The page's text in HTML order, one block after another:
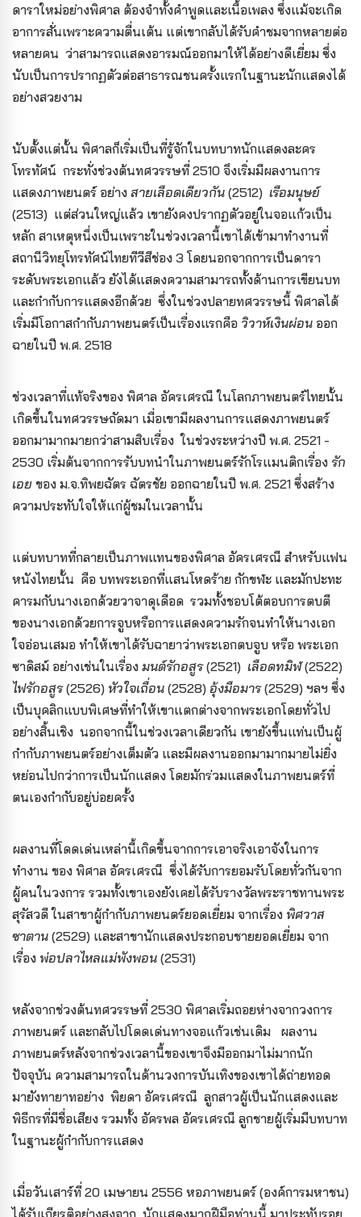
ดาราใหม่อย่างพิศาล ต้องจำทั้งคำพูดและเนื้อเพลง ซึ่งแม้จะเกิด
อาการสั่นเพราะความตื่นเต้น แต่เขากลับได้รับคำชมจากหลายต่อ
หลายคน ว่าสามารถแสดงอารมณ์ออกมาให้ได้อย่างดีเยี่ยม ซึ่ง
นับเป็นการปรากฏตัวต่อสาธารณชนครั้งแรกในฐานะนักแสดงได้
อย่างสวยงาม
นับตั้งแต่นั้น พิศาลก็เริ่มเป็นที่รู้จักในบทบาทนักแสดงละคร
โทรทัศน์ กระทั่งช่วงต้นทศวรรษที่ 2510 จึงเริ่มมีผลงานการ
แสดงภาพยนตร์ อย่าง สายเลือดเดียวกัน (2512) เรือมนุษย์
(2513) แต่ส่วนใหญ่แล้ว เขายังคงปรากฏตัวอยู่ในจอแก้วเป็น
หลัก สาเหตุหนึ่งเป็นเพราะในช่วงเวลานี้เขาได้เข้ามาทำงานที่
สถานีวิทยุโทรทัศน์ไทยทีวีสีช่อง 3 โดยนอกจากการเป็นดารา
ระดับพระเอกแล้ว ยังได้แสดงความสามารถทั้งด้านการเขียนบท
และกำกับการแสดงอีกด้วย ซึ่งในช่วงปลายทศวรรษนี้ พิศาลได้
เริ่มมีโอกาสกำกับภาพยนตร์เป็นเรื่องแรกคือ วิวาห์เงินผ่อน ออก
ฉายในปี พ.ศ. 2518
ช่วงเวลาที่แท้จริงของ พิศาล อัครเศรณี ในโลกภาพยนตร์ไทยนั้น
เกิดขึ้นในทศวรรษถัดมา เมื่อเขามีผลงานการแสดงภาพยนตร์
ออกมามากมายกว่าสามสิบเรื่อง ในช่วงระหว่างปี พ.ศ. 2521 -
2530 เริ่มต้นจากการรับบทนำในภาพยนตร์รักโรแมนติกเรื่อง รัก
เอย ของ ม.จ.ทิพยฉัตร ฉัตรชัย ออกฉายในปี พ.ศ. 2521 ซึ่งสร้าง
ความประทับใจให้แก่ผู้ชมในเวลานั้น
แต่บทบาทที่กลายเป็นภาพแทนของพิศาล อัครเศรณี สำหรับแฟน
หนังไทยนั้น คือ บทพระเอกที่แสนโหดร้าย กักขฬะ และมักปะทะ
คารมกับนางเอกด้วยวาจาดุเดือด รวมทั้งชอบโต้ตอบการตบตี
ของนางเอกด้วยการจูบหรือการแสดงความรักจนทำให้นางเอก
ใจอ่อนเสมอ ทำให้เขาได้รับฉายาว่าพระเอกตบจูบ หรือ พระเอก
ซาดิสม์ อย่างเช่นในเรื่อง มนต์รักอสูร(2521) เลือดทมิฬ(2522)
ไฟรักอสูร(2526) หัวใจเถื่อน (2528) อุ้งมือมาร(2529) ฯลฯ ซึ่ง
เป็นบุคลิกแบบพิเศษที่ทำให้เขาแตกต่างจากพระเอกโดยทั่วไป
อย่างสิ้นเชิง นอกจากนี้ในช่วงเวลาเดียวกัน เขายังขึ้นแท่นเป็นผู้
กำกับภาพยนตร์อย่างเต็มตัว และมีผลงานออกมามากมายไม่ยิ่ง
หย่อนไปกว่าการเป็นนักแสดง โดยมักร่วมแสดงในภาพยนตร์ที่
ตนเองกำกับอยู่บ่อยครั้ง
ผลงานที่โดดเด่นเหล่านี้เกิดขึ้นจากการเอาจริงเอาจังในการ
ทำงาน ของ พิศาล อัครเศรณี ซึ่งได้รับการยอมรับโดยทั่วกันจาก
ผู้คนในวงการ รวมทั้งเขาเองยังเคยได้รับรางวัลพระราชทานพระ
สุรัสวดี ในสาขาผู้กำกับภาพยนตร์ยอดเยี่ยม จากเรื่อง พิศวาส
ซาตาน (2529) และสาขานักแสดงประกอบชายยอดเยี่ยม จาก
เรื่อง พ่อปลาไหลแม่พังพอน (2531)
หลังจากช่วงต้นทศวรรษที่ 2530 พิศาลเริ่มถอยห่างจากวงการ
ภาพยนตร์ และกลับไปโดดเด่นทางจอแก้วเช่นเดิม ผลงาน
ภาพยนตร์หลังจากช่วงเวลานี้ของเขาจึงมีออกมาไม่มากนัก
ปัจจุบัน ความสามารถในด้านวงการบันเทิงของเขาได้ถ่ายทอด
มายังทายาทอย่าง พิยดา อัครเศรณี ลูกสาวผู้เป็นนักแสดงและ
พิธีกรที่มีชื่อเสียง รวมทั้ง อัครพล อัครเศรณี ลูกชายผู้เริ่มมีบทบาท
ในฐานะผู้กำกับการแสดง
เมื่อวันเสาร์ที่ 20 เมษายน 2556 หอภาพยนตร์ (องค์การมหาชน)
ได้รับเกียรติอย่างสูงจาก นักแสดงมากฝีมือท่านนี้ มาประทับรอย